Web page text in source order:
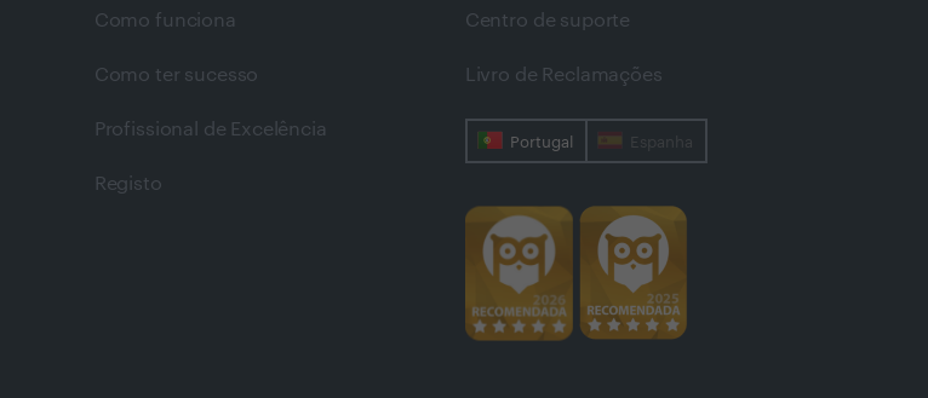
Como funciona
Como ter sucesso
Profissional de Excelência
Registo
Centro de suporte
Livro de Reclamações
Portugal Espanha